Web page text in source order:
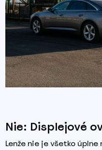
Nie: Displejové
Lenže nie je všetko